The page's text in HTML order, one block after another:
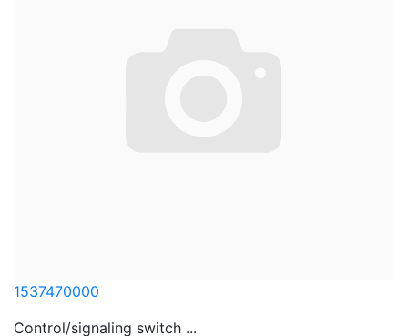
1537470000
Control/signaling switch ...